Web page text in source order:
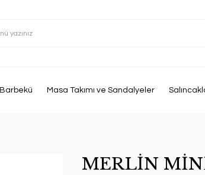
Barbekü Masa Takımı ve Sandalyeler
MERLİN